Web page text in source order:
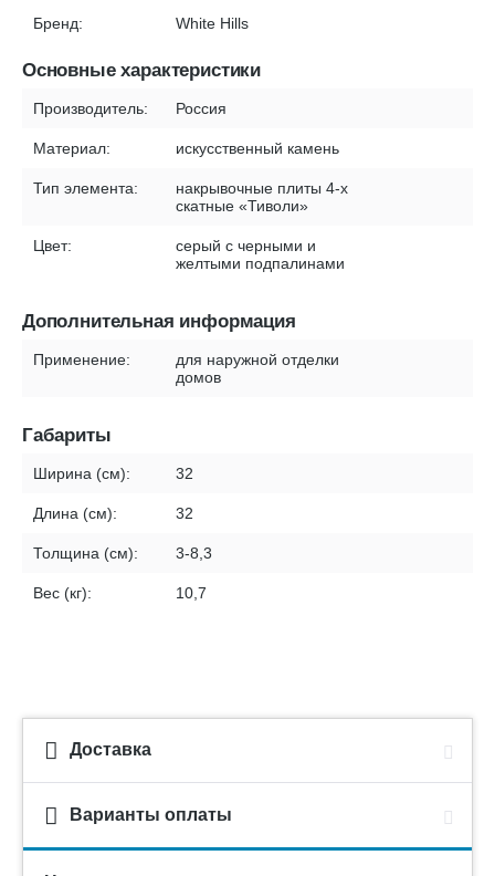
Бренд: White Hills
Основные характеристики
Производитель: Россия
Материал: искусственный камень
Тип элемента:
накрывочные плиты 4-х
скатные «Тиволи»
Цвет:
серый с черными и
желтыми подпалинами
Дополнительная информация
Применение:
для наружной отделки
домов
Габариты
Ширина (см): 32
Длина (см): 32
Толщина (см): 3-8,3
Вес (кг): 10,7
Доставка
Варианты оплаты